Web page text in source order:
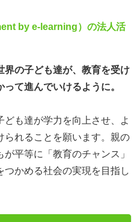
by e-learning）の法人活
界の子ども達が、教育を受け
て進んでいけるように。
も達が学力を向上させ、よ
られることを願います。親の
平等に「教育のチャンス」
つかめる社会の実現を目指し